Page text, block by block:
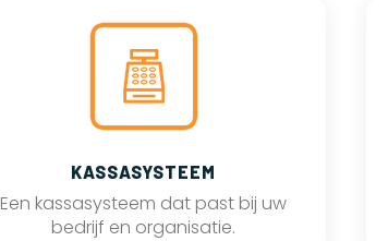
KASSASYSTEEM
Een kassasysteem dat past bij uw
bedrijf en organisatie.